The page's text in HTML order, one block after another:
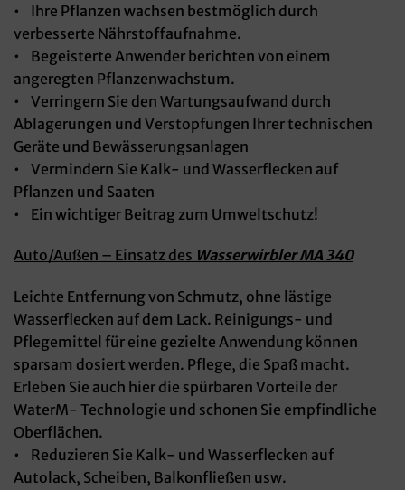
• Ihre Pflanzen wachsen bestmöglich durch
verbesserte Nährstoffaufnahme.
• Begeisterte Anwender berichten von einem
angeregten Pflanzenwachstum.
• Verringern Sie den Wartungsaufwand durch
Ablagerungen und Verstopfungen Ihrer technischen
Geräte und Bewässerungsanlagen
• Vermindern Sie Kalk- und Wasserflecken auf
Pflanzen und Saaten
• Ein wichtiger Beitrag zum Umweltschutz!
Auto/Außen – Einsatz des Wasserwirbler MA 340
Leichte Entfernung von Schmutz, ohne lästige
Wasserflecken auf dem Lack. Reinigungs- und
Pflegemittel für eine gezielte Anwendung können
sparsam dosiert werden. Pflege, die Spaß macht.
Erleben Sie auch hier die spürbaren Vorteile der
WaterM- Technologie und schonen Sie empfindliche
Oberflächen.
• Reduzieren Sie Kalk- und Wasserflecken auf
Autolack, Scheiben, Balkonfließen usw.